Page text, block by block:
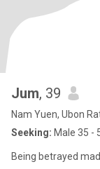
Jum, 39
Nam Yuen, Ubon
Seeking: Male 35 -
Being betrayed